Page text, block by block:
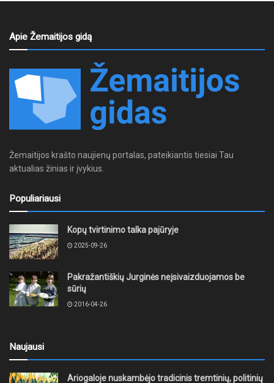
Apie Žemaitijos gidą
Žemaitijos krašto naujienų portalas, pateikiantis tiesiai Tau
aktualias žinias ir įvykius.
Populiariausi
Kopų tvirtinimo talka pajūryje
2025-09-26
Pakražantiškių Jurginės neįsivaizduojamos be
sūrių
2016-04-26
Naujausi
Ariogaloje nuskambėjo tradicinis tremtinių, politinių